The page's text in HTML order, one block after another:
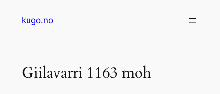
kugo.no
Giilavarri 1163 moh